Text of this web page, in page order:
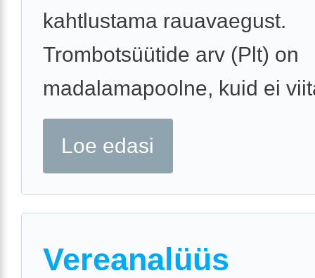
kahtlustama rauavaegust.
Trombotsüütide arv (Plt) on
madalamapoolne, kuid ei
Loe edasi
Vereanalüüs